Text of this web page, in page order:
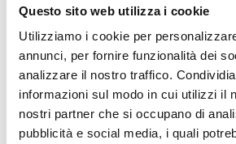
Questo sito web utilizza i cookie
Utilizziamo i cookie per
annunci, per fornire funzionalità dei
analizzare il nostro traffico.
informazioni sul modo in cui utilizzi il
nostri partner che si occupano di
pubblicità e social media, i quali